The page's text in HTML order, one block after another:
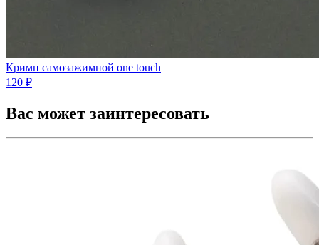
Кримп самозажимной one touch
120 ₽
Вас может заинтересовать